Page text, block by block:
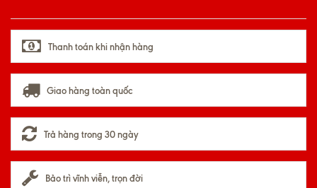
Thanh toán khi nhận hàng
Giao hàng toàn quốc
Trả hàng trong 30 ngày
Bảo trì vĩnh viễn, trọn đời